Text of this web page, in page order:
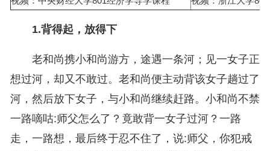
1.背得起，放得下
老和尚携小和尚游方，途遇一条河；见一女子正
想过河，却又不敢过。老和尚便主动背该女子趟过了
河，然后放下女子，与小和尚继续赶路。小和尚不禁
一路嘀咕:师父怎么了？竟敢背一女子过河？一路
走，一路想，最后终于忍不住了，说:师父，你犯戒